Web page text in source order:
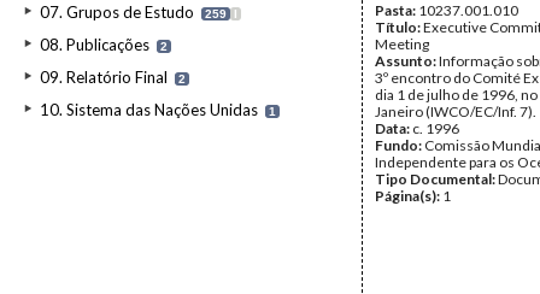
07. Grupos de Estudo 259 I
08. Publicações 2
09. Relatório Final 2
10. Sistema das Nações Unidas 1
Pasta: 10237.001.010
Título:Executive
Meeting
Assunto:Informação
3º encontro do Comité
dia 1 de julho de 1996, no
Janeiro (IWCO/EC/Inf. 7).
Data: c. 1996
Fundo: Comissão
Independente para os
Tipo Documental:
Página(s): 1